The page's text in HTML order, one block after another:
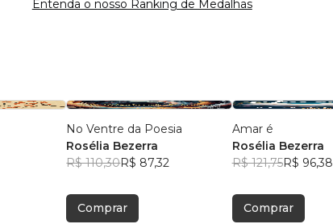
Entenda o nosso Ranking de Medalhas
No Ventre da Poesia
Rosélia Bezerra
R$ 110,30R$ 87,32
Comprar
Amar é
Rosélia Bezerra
R$ 121,75R$ 96,38
Comprar